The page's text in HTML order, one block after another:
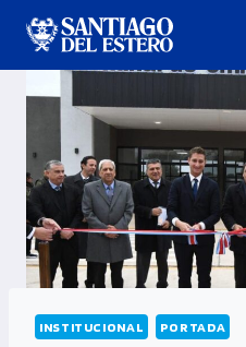
INSTITUCIONAL PORTADA